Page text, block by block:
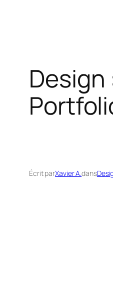
Écrit parXavier A.dans